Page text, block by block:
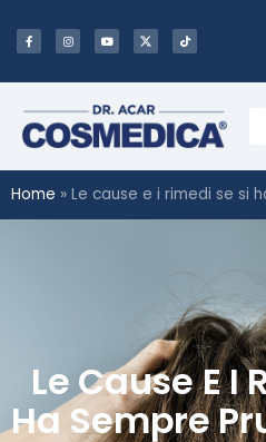
Home » Le cause e i rimedi se si
Le Cause E I
Ha Sempre